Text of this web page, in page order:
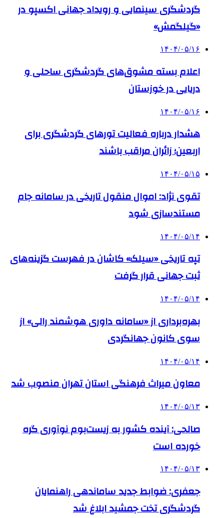
گردشگری سینمایی و رویداد جهانی اکسپو در
«گیلگمش»
۱۴۰۴/۰۵/۱۶
اعلام بسته مشوق‌های گردشگری ساحلی و
دریایی در خوزستان
۱۴۰۴/۰۵/۱۶
هشدار درباره فعالیت تورهای گردشگری برای
اربعین؛ زائران مراقب باشند
۱۴۰۴/۰۵/۱۵
تقوی نژاد: اموال منقول تاریخی در سامانه جام
مستندسازی شود
۱۴۰۴/۰۵/۱۴
تپه تاریخی «سیلک» کاشان در فهرست گزینه‌های
ثبت جهانی قرار گرفت
۱۴۰۴/۰۵/۱۴
بهره‌برداری از «سامانه داوری هوشمند رالی» از
سوی کانون جهانگردی
۱۴۰۴/۰۵/۱۴
معاون میراث فرهنگی استان تهران منصوب شد
۱۴۰۴/۰۵/۱۳
صالحی: آینده کشور به زیست‌بوم نوآوری گره
خورده است
۱۴۰۴/۰۵/۱۳
جعفری: ضوابط جدید ساماندهی راهنمایان
گردشگری تخت جمشید ابلاغ شد